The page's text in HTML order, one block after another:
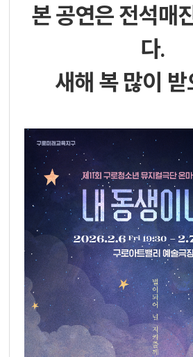
본 공연은 전석매
다.
새해 복 많이